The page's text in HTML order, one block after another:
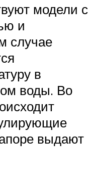
модели с
и
случае
в
воды. Во
выдают